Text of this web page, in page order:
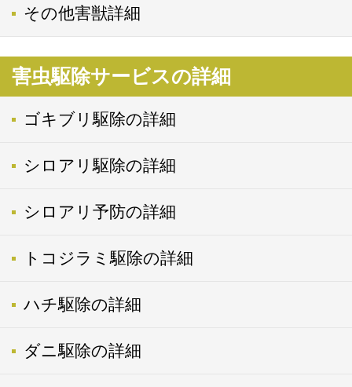
その他害獣詳細
害虫駆除サービスの詳細
ゴキブリ駆除の詳細
シロアリ駆除の詳細
シロアリ予防の詳細
トコジラミ駆除の詳細
ハチ駆除の詳細
ダニ駆除の詳細